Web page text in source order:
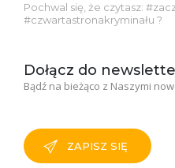
Pochwal się, że czytasz:
#czwartastronakryminału ?
Dołącz do
Bądź na bieżąco z Naszymi
ZAPISZ SIĘ